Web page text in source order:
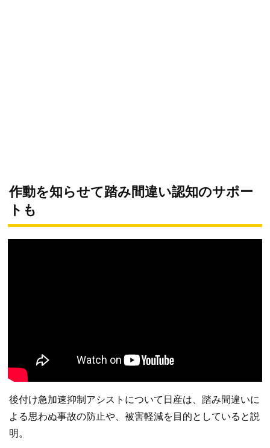
作動を知らせて踏み間違い認知のサポー
トも
後付け急加速抑制アシストについて日産は、踏み間違いに
よる思わぬ事故の防止や、被害軽減を目的としていると説
明。